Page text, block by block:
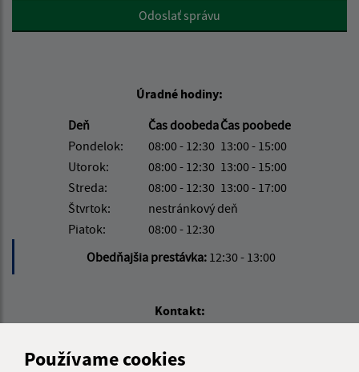
Používame cookies
Google reCaptcha ResponseOdoslať správu
Úradné hodiny:
Deň
Čas doobedaČas poobede
Pondelok:
08:00 - 12:30 13:00 - 15:00
Utorok:
08:00 - 12:30 13:00 - 15:00
Streda:
08:00 - 12:30 13:00 - 17:00
Štvrtok:
nestránkový deň
Piatok:
08:00 - 12:30
Obedňajšia prestávka: 12:30 - 13:00
Kontakt:
Na rovni 302/12